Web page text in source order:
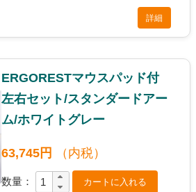
詳細
ERGORESTマウスパッド付
左右セット/スタンダードアー
ム/ホワイトグレー
63,745円 （内税）
数量：